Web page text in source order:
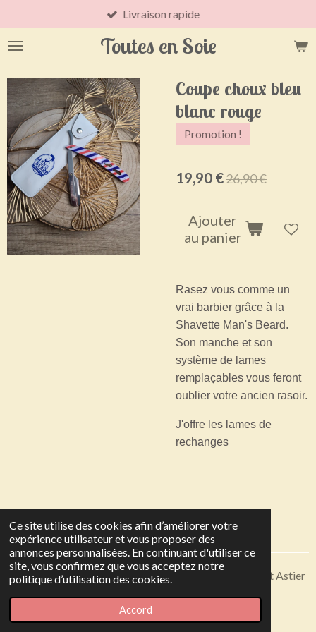
Ce site utilise des cookies afin d’améliorer votre
expérience utilisateur et vous proposer des
annonces personnalisées. En continuant d'utiliser ce
site, vous confirmez que vous acceptez notre
politique d’utilisation des cookies.
Accord
au
contenu
Toutes en Soie
Livraison rapide
Coupe choux bleu
blanc rouge
Promotion !
19,90 €26,90 €
Ajouter
au panier
Rasez vous comme un
vrai barbier grâce à la
Shavette Man's Beard.
Son manche et son
système de lames
remplaçables vous feront
oublier votre ancien rasoir.
J'offre les lames de
rechanges
Articles disponibles en livraison ou à récupérer sur Saint Astier